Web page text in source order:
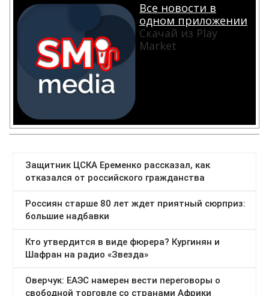
Все новости в
одном приложении
Скачай из Play
Market